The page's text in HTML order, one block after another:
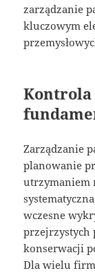
zarządzanie
kluczowym
Kontrola
Zarządzanie
planowanie
utrzymaniem
wczesne
przejrzystych
konserwacji
Dla wielu